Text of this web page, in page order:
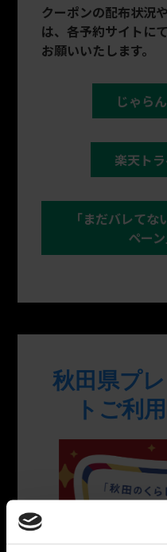
クーポンの配布状況
は、各予約サイトに
お願いいたします。
じゃら
楽天ト
「まだバレて
ペー
秋田県プ
トご利